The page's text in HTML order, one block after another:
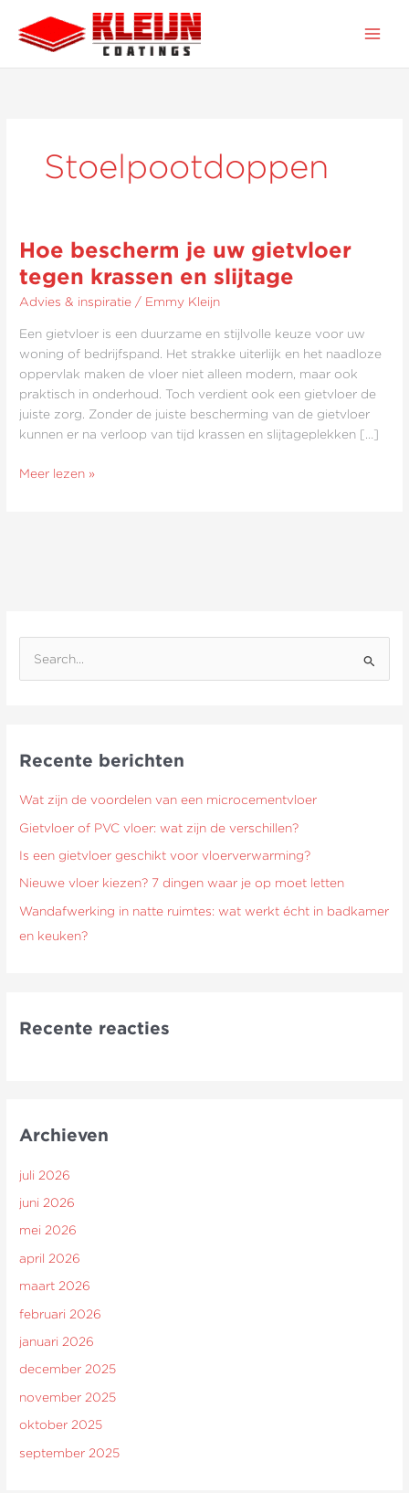
naar
inhoud
Stoelpootdoppen
Hoe bescherm je uw gietvloer
tegen krassen en slijtage
Advies & inspiratie / Emmy Kleijn
Een gietvloer is een duurzame en stijlvolle keuze voor uw
woning of bedrijfspand. Het strakke uiterlijk en het naadloze
oppervlak maken de vloer niet alleen modern, maar ook
praktisch in onderhoud. Toch verdient ook een gietvloer de
juiste zorg. Zonder de juiste bescherming van de gietvloer
kunnen er na verloop van tijd krassen en slijtageplekken […]
Hoe
je
uw
Meer lezen »
n
r
:
Recente berichten
Wat zijn de voordelen van een microcementvloer
Gietvloer of PVC vloer: wat zijn de verschillen?
Is een gietvloer geschikt voor vloerverwarming?
Nieuwe vloer kiezen? 7 dingen waar je op moet letten
Wandafwerking in natte ruimtes: wat werkt écht in badkamer
en keuken?
Recente reacties
Archieven
juli 2026
juni 2026
mei 2026
april 2026
maart 2026
februari 2026
januari 2026
december 2025
november 2025
oktober 2025
september 2025